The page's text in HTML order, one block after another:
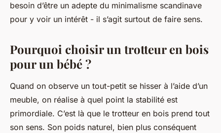
besoin d’être un adepte du minimalisme scandinave
pour y voir un intérêt - il s’agit surtout de faire sens.
Pourquoi choisir un trotteur en bois
pour un bébé ?
Quand on observe un tout-petit se hisser à l’aide d’un
meuble, on réalise à quel point la stabilité est
primordiale. C’est là que le trotteur en bois prend tout
son sens. Son poids naturel, bien plus conséquent